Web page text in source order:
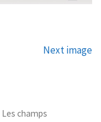
Next image
Les champs